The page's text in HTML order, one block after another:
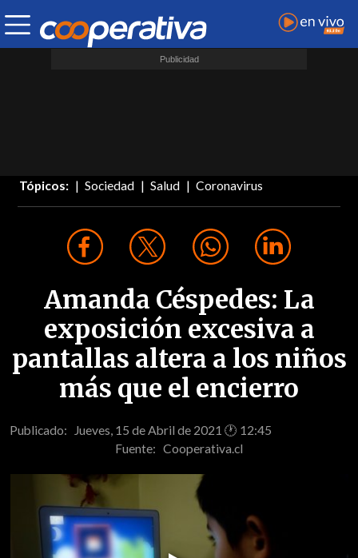
Tópicos: Sociedad Salud Coronavirus
Amanda Céspedes: La
exposición excesiva a
pantallas altera a los niños
más que el encierro
Publicado: Jueves, 15 de Abril de 2021 🕐 12:45
Fuente: Cooperativa.cl